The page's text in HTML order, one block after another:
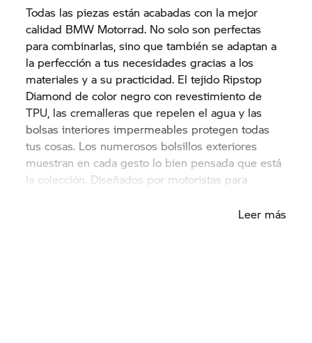
Todas las piezas están acabadas con la mejor
calidad BMW Motorrad. No solo son perfectas
para combinarlas, sino que también se adaptan a
la perfección a tus necesidades gracias a los
materiales y a su practicidad. El tejido Ripstop
Diamond de color negro con revestimiento de
TPU, las cremalleras que repelen el agua y las
bolsas interiores impermeables protegen todas
tus cosas. Los numerosos bolsillos exteriores
muestran en cada gesto lo bien pensada que está
la colección. Diseñados por motoristas para
Leer más